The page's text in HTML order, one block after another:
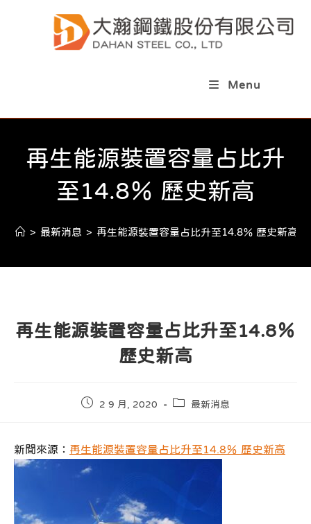
Menu
再生能源裝置容量占比升
至14.8％ 歷史新高
> 最新消息 > 再生能源裝置容量占比升至14.8％ 歷史新高
再生能源裝置容量占比升至14.8％
歷史新高
Post2 9 月, 2020
Post最新消息
新聞來源： 再生能源裝置容量占比升至14.8％ 歷史新高